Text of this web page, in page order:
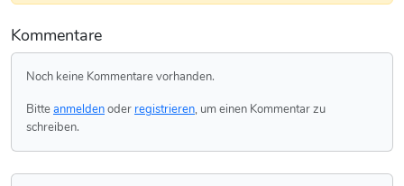
Kommentare
Noch keine Kommentare vorhanden.
Bitteanmeldenoder registrieren, um einen Kommentar zu
schreiben.